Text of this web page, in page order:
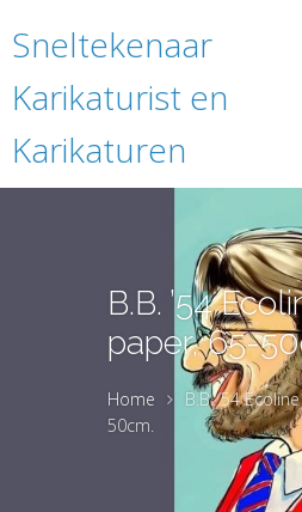
Sneltekenaar
Karikaturist en
Karikaturen
B.B. ’54
paper, 65-
Home
B.B. ’54
50cm.